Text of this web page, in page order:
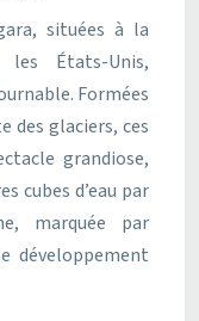
situées à la
États-Unis,
Formées
des glaciers, ces
grandiose,
cubes d’eau par
marquée par
développement